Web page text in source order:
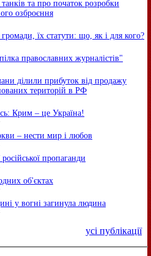
танків та про початок розробки
озброєння
громади, їх статути: що, як і для кого?
православних журналістів"
ділили прибуток від продажу
територій в РФ
Крим – це Україна!
– нести мир і любов
російської пропаганди
об'єктах
у вогні загинула людина
усі публікації